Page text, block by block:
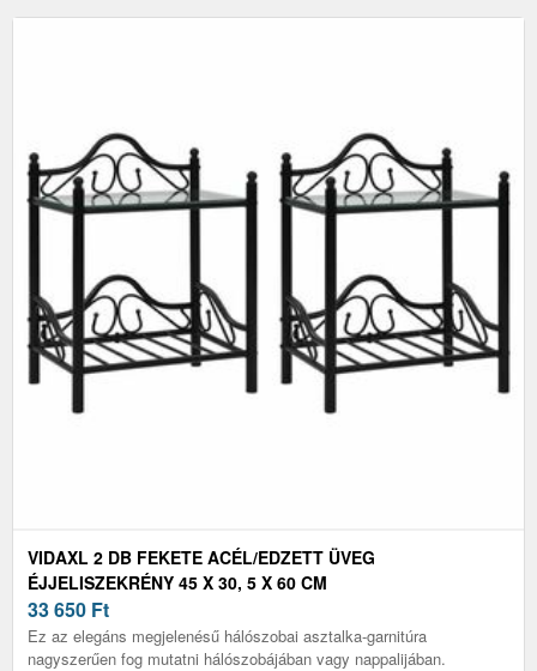
VIDAXL 2 DB FEKETE ACÉL/EDZETT ÜVEG
ÉJJELISZEKRÉNY 45 X 30, 5 X 60 CM
33 650 Ft
Ez az elegáns megjelenésű hálószobai asztalka-garnitúra
nagyszerűen fog mutatni hálószobájában vagy nappalijában.